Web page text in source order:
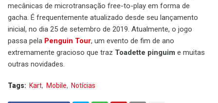
mecânicas de microtransação free-to-play em forma de
gacha. É frequentemente atualizado desde seu lançamento
inicial, no dia 25 de setembro de 2019. Atualmente, o jogo
passa pela Penguin Tour, um evento de fim de ano
extremamente gracioso que traz Toadette pinguim e muitas
outras novidades.
Tags: Kart Mobile Notícias